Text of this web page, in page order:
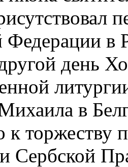
Федерации в
день
в
к торжеству
Сербской